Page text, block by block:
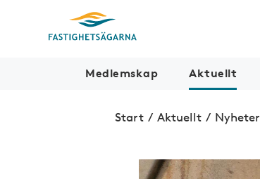
Medlemskap Aktuellt
Start / Aktuellt / Nyheter